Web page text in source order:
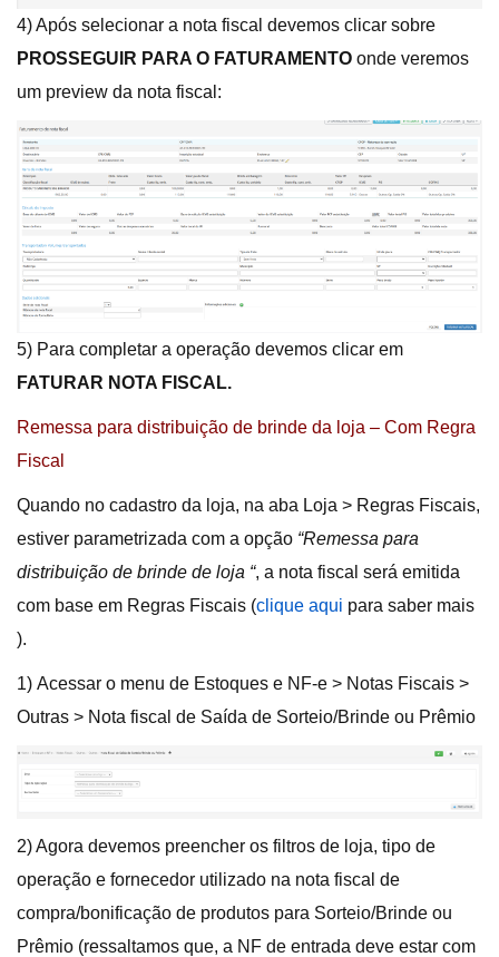
4) Após selecionar a nota fiscal devemos clicar sobre
PROSSEGUIR PARA O FATURAMENTO onde veremos
um preview da nota fiscal:
5) Para completar a operação devemos clicar em
FATURAR NOTA FISCAL.
Remessa para distribuição de brinde da loja – Com Regra
Fiscal
Quando no cadastro da loja, na aba Loja > Regras Fiscais,
estiver parametrizada com a opção “Remessa para
distribuição de brinde de loja “, a nota fiscal será emitida
com base em Regras Fiscais (clique aqui para saber mais
).
1) Acessar o menu de Estoques e NF-e > Notas Fiscais >
Outras > Nota fiscal de Saída de Sorteio/Brinde ou Prêmio
2) Agora devemos preencher os filtros de loja, tipo de
operação e fornecedor utilizado na nota fiscal de
compra/bonificação de produtos para Sorteio/Brinde ou
Prêmio (ressaltamos que, a NF de entrada deve estar com